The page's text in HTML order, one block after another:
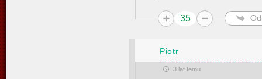
35
Piotr
3 lat temu